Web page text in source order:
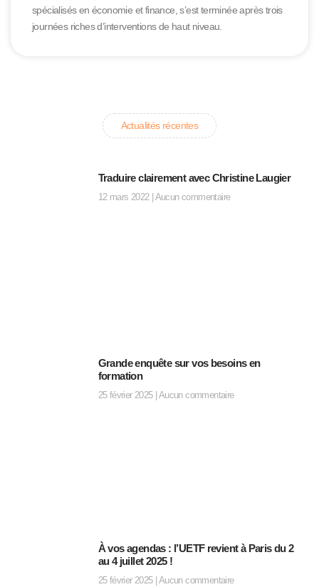
spécialisés en économie et finance, s’est terminée après trois
journées riches d’interventions de haut niveau.
Actualités récentes
Traduire clairement avec Christine Laugier
12 mars 2022 Aucun commentaire
Grande enquête sur vos besoins en
formation
25 février 2025 Aucun commentaire
À vos agendas : l’UETF revient à Paris du 2
au 4 juillet 2025 !
25 février 2025 Aucun commentaire